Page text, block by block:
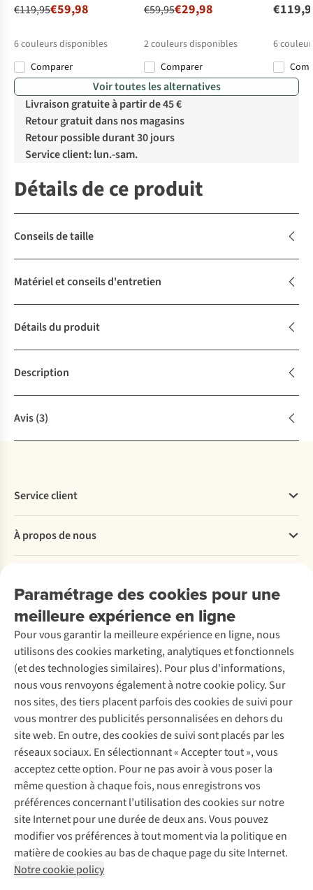
€119,95€59,98
6couleurs disponibles
Comparer
€59,95€29,98
2couleurs disponibles
%
%
Comparer
6
Voir toutes les alternatives
Livraison gratuite à partir de 45 €
Retour gratuit dans nos magasins
Retour possible durant 30 jours
Service client: lun.-sam.
Détails de ce produit
Conseils de taille
Matériel et conseils d'entretien
Détails du produit
Description
Avis(3)
Paramétrage des cookies pour une
meilleure expérience en ligne
Pour vous garantir la meilleure expérience en ligne, nous
utilisons des cookies marketing, analytiques et fonctionnels
(et des technologies similaires). Pour plus d'informations,
nous vous renvoyons également à notre cookie policy. Sur
nos sites, des tiers placent parfois des cookies de suivi pour
vous montrer des publicités personnalisées en dehors du
site web. En outre, des cookies de suivi sont placés par les
réseaux sociaux. En sélectionnant « Accepter tout », vous
acceptez cette option. Pour ne pas avoir à vous poser la
même question à chaque fois, nous enregistrons vos
préférences concernant l’utilisation des cookies sur notre
site Internet pour une durée de deux ans. Vous pouvez
modifier vos préférences à tout moment via la politique en
matière de cookies au bas de chaque page du site Internet.
Notre cookie policy
Service client
Commander
Payer
Retourner
Rétractation d'une commande
Entretien & réparations
Garantie
Contactez-nous
À propos de nous
Entreprise responsable
À propos d’Ayacucho
Nos magasins
À propos d’A.S.Adventure
Déclaration d'accessibilité
Location / Location sports d’hiver
Seconde-main
Entretien de ski
Service de lavage
Entretien de chaussures
Réparation de chaussures
Réparation de vêtements
Retouches
Pour les entreprises
Découvrez
A.S.Magazine
Explore Camp
Expertise & conseils
Abonnez-vous à la newsletter
Suivez-nous
Mentions légales
Politique de confidentialité
Conditions générales
Cookie Policy